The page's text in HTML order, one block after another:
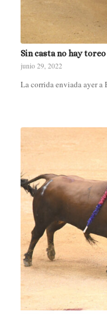
Sin casta no hay toreo
junio 29, 2022
La corrida enviada ayer